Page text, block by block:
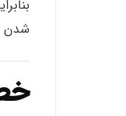
شدن